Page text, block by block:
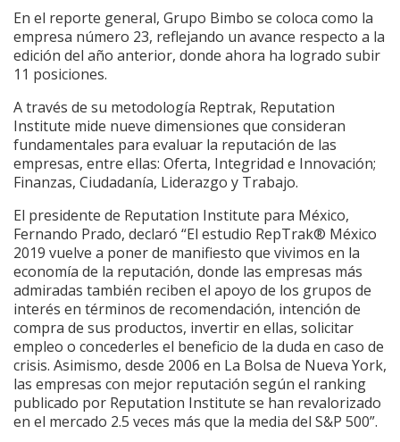
En el reporte general, Grupo Bimbo se coloca como la
empresa número 23, reflejando un avance respecto a la
edición del año anterior, donde ahora ha logrado subir
11 posiciones.
A través de su metodología Reptrak, Reputation
Institute mide nueve dimensiones que consideran
fundamentales para evaluar la reputación de las
empresas, entre ellas: Oferta, Integridad e Innovación;
Finanzas, Ciudadanía, Liderazgo y Trabajo.
El presidente de Reputation Institute para México,
Fernando Prado, declaró “El estudio RepTrak® México
2019 vuelve a poner de manifiesto que vivimos en la
economía de la reputación, donde las empresas más
admiradas también reciben el apoyo de los grupos de
interés en términos de recomendación, intención de
compra de sus productos, invertir en ellas, solicitar
empleo o concederles el beneficio de la duda en caso de
crisis. Asimismo, desde 2006 en La Bolsa de Nueva York,
las empresas con mejor reputación según el ranking
publicado por Reputation Institute se han revalorizado
en el mercado 2.5 veces más que la media del S&P 500”.